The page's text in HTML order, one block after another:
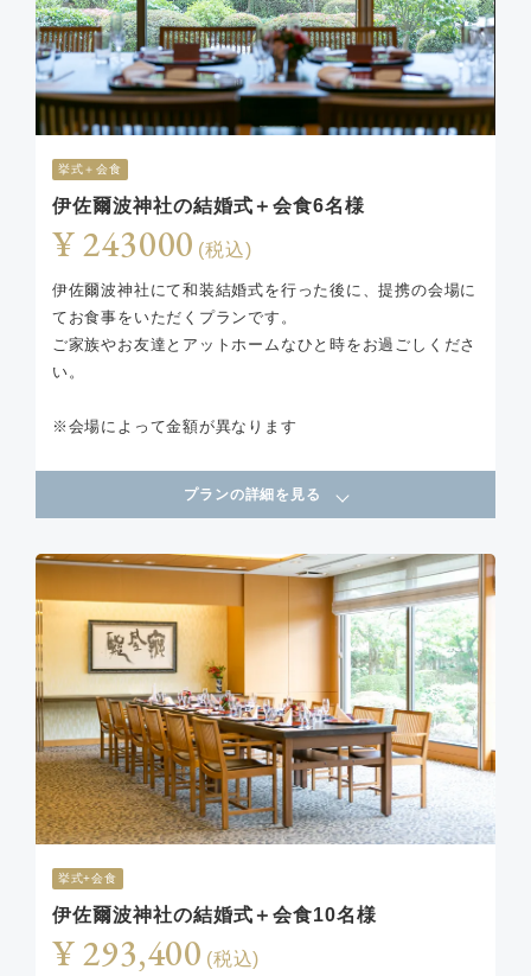
挙式＋会食
伊佐爾波神社の結婚式＋会食6名様
¥ 243000 (税込)
伊佐爾波神社にて和装結婚式を行った後に、提携の会場に
てお食事をいただくプランです。
ご家族やお友達とアットホームなひと時をお過ごしくださ
い。
※会場によって金額が異なります
プランの詳細を見る
挙式+会食
伊佐爾波神社の結婚式＋会食10名様
¥ 293,400 (税込)